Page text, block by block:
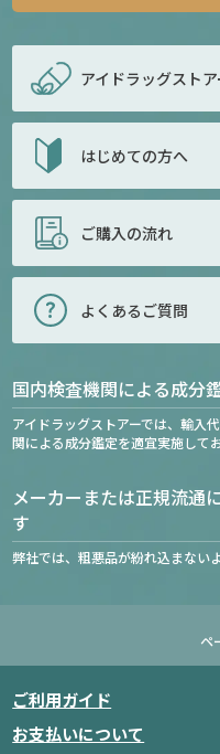
アイドラッグストア
はじめての方へ
ご購入の流れ
よくあるご質問
国内検査機関による成分
アイドラッグストアーでは、輸入
関による成分鑑定を適宜実施してお
メーカーまたは正規流通
す
弊社では、粗悪品が紛れ込まない
ペ
ご利用ガイド
お支払いについて